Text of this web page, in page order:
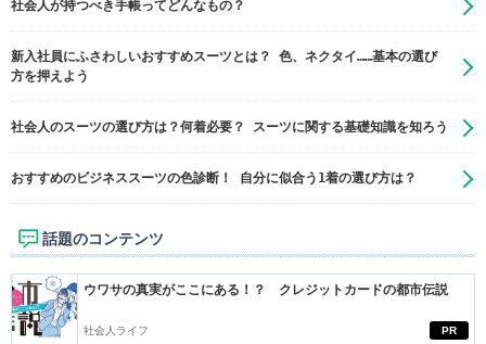
社会人が持つべき手帳ってどんなもの？
新入社員にふさわしいおすすめスーツとは？ 色、ネクタイ……基本の選び
方を押えよう
社会人のスーツの選び方は？何着必要？ スーツに関する基礎知識を知ろう
おすすめのビジネススーツの色診断！ 自分に似合う1着の選び方は？
話題のコンテンツ
PR
ウワサの真実がここにある！？ クレジットカードの都市伝説
社会人ライフ